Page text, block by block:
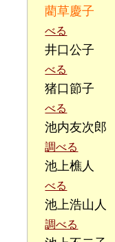
藺草慶子
べる
井口公子
べる
猪口節子
べる
池内友次郎
調べる
池上樵人
べる
池上浩山人
調べる